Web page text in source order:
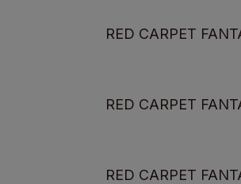
RED CARPET
RED CARPET
RED CARPET